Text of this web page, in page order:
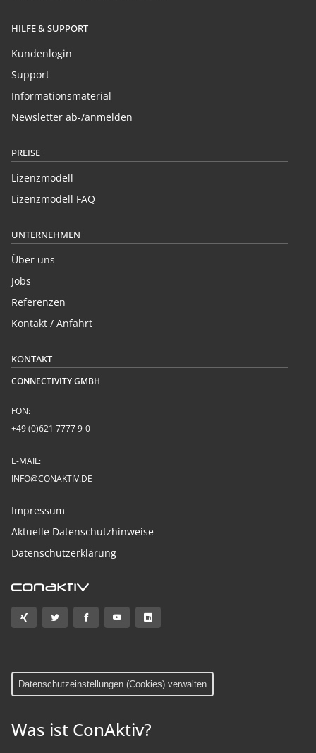
HILFE & SUPPORT
Kundenlogin
Support
Informationsmaterial
Newsletter ab-/anmelden
PREISE
Lizenzmodell
Lizenzmodell FAQ
UNTERNEHMEN
Über uns
Jobs
Referenzen
Kontakt / Anfahrt
KONTAKT
CONNECTIVITY GMBH
FON:
+49 (0)621 7777 9-0
E-MAIL:
INFO@CONAKTIV.DE
Impressum
Aktuelle Datenschutzhinweise
Datenschutzerklärung
Datenschutzeinstellungen (Cookies) verwalten
Was ist ConAktiv?